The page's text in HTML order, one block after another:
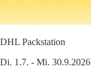
DHL Packstation
Di. 1.7. - Mi. 30.9.2026